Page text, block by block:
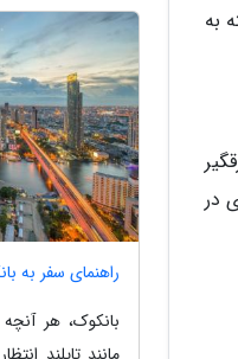
به
در
راهنمای سفر به
بانکوک، هر